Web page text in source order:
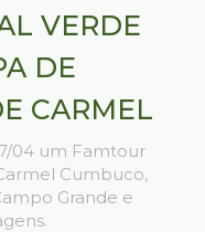
VERDE
DE
CARMEL
04 um Famtour
Cumbuco,
Grande e